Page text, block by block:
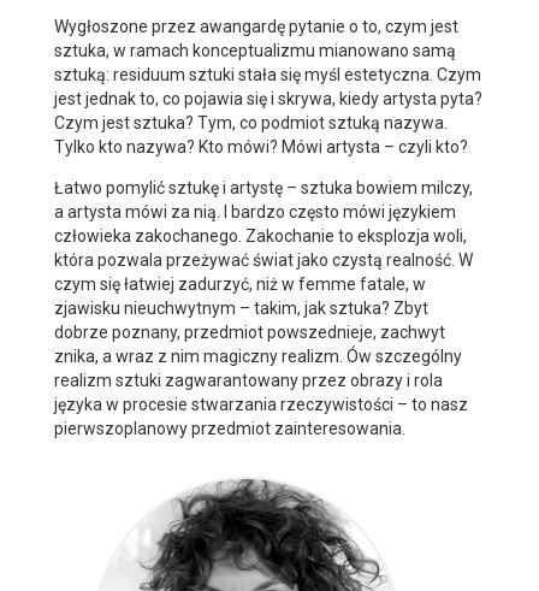
Wygłoszone przez awangardę pytanie o to, czym jest
sztuka, w ramach konceptualizmu mianowano samą
sztuką: residuum sztuki stała się myśl estetyczna. Czym
jest jednak to, co pojawia się i skrywa, kiedy artysta pyta?
Czym jest sztuka? Tym, co podmiot sztuką nazywa.
Tylko kto nazywa? Kto mówi? Mówi artysta – czyli kto?
Łatwo pomylić sztukę i artystę – sztuka bowiem milczy,
a artysta mówi za nią. I bardzo często mówi językiem
człowieka zakochanego. Zakochanie to eksplozja woli,
która pozwala przeżywać świat jako czystą realność. W
czym się łatwiej zadurzyć, niż w femme fatale, w
zjawisku nieuchwytnym – takim, jak sztuka? Zbyt
dobrze poznany, przedmiot powszednieje, zachwyt
znika, a wraz z nim magiczny realizm. Ów szczególny
realizm sztuki zagwarantowany przez obrazy i rola
języka w procesie stwarzania rzeczywistości – to nasz
pierwszoplanowy przedmiot zainteresowania.